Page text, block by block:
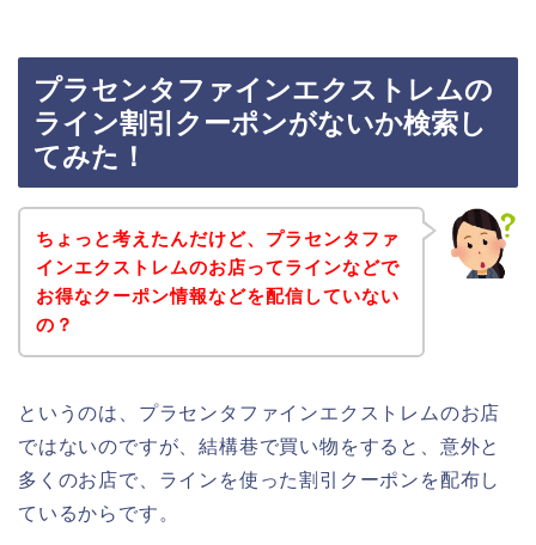
プラセンタファインエクストレムの
ライン割引クーポンがないか検索し
てみた！
ちょっと考えたんだけど、プラセンタファ
インエクストレムのお店ってラインなどで
お得なクーポン情報などを配信していない
の？
というのは、プラセンタファインエクストレムのお店
ではないのですが、結構巷で買い物をすると、意外と
多くのお店で、ラインを使った割引クーポンを配布し
ているからです。